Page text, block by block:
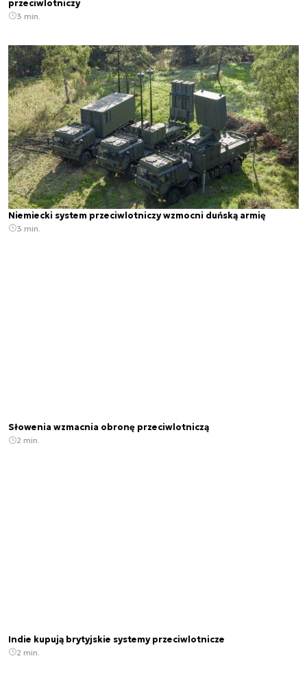
przeciwlotniczy
3 min.
Niemiecki system przeciwlotniczy wzmocni duńską armię
3 min.
Słowenia wzmacnia obronę przeciwlotniczą
2 min.
Indie kupują brytyjskie systemy przeciwlotnicze
2 min.